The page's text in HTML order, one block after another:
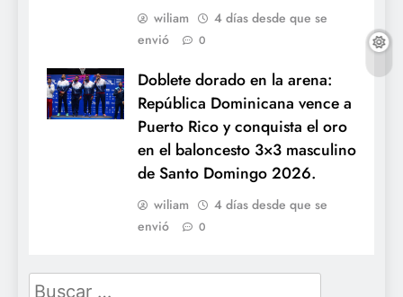
wiliam
4 días desde que se
envió
0
Doblete dorado en la arena:
República Dominicana vence a
Puerto Rico y conquista el oro
en el baloncesto 3×3 masculino
de Santo Domingo 2026.
wiliam
4 días desde que se
envió
0
Buscar: